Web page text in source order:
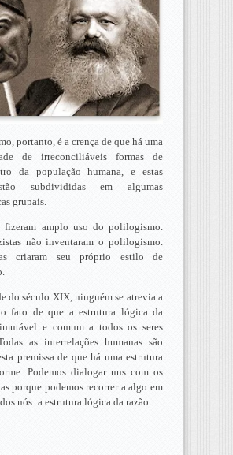
portanto, é a crença de que há uma
de irreconciliáveis formas de
da população humana, e estas
subdivididas em algumas
grupais.
fizeram amplo uso do polilogismo.
não inventaram o polilogismo.
criaram seu próprio estilo de
do século XIX, ninguém se atrevia a
fato de que a estrutura lógica da
e comum a todos os seres
as interrelações humanas são
premissa de que há uma estrutura
Podemos dialogar uns com os
porque podemos recorrer a algo em
nós: a estrutura lógica da razão.